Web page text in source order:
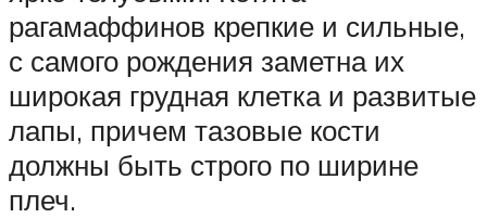
рагамаффинов крепкие и сильные,
с самого рождения заметна их
широкая грудная клетка и развитые
лапы, причем тазовые кости
должны быть строго по ширине
плеч.